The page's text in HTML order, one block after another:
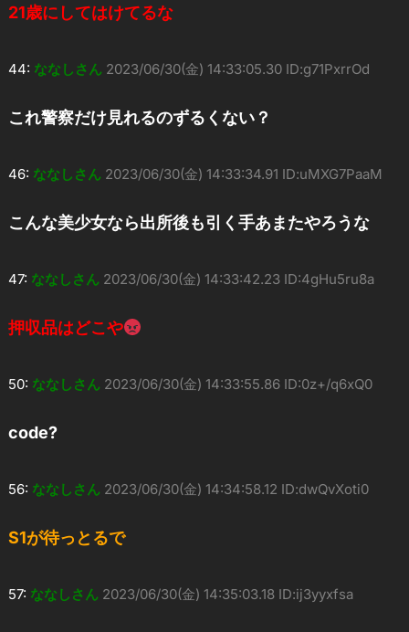
21歳にしてはけてるな
44: ななしさん 2023/06/30(金) 14:33:05.30 ID:g71PxrrOd
これ警察だけ見れるのずるくない？
46: ななしさん 2023/06/30(金) 14:33:34.91 ID:uMXG7PaaM
こんな美少女なら出所後も引く手あまたやろうな
47: ななしさん 2023/06/30(金) 14:33:42.23 ID:4gHu5ru8a
押収品はどこや
50: ななしさん 2023/06/30(金) 14:33:55.86 ID:0z+/q6xQ0
code?
56: ななしさん 2023/06/30(金) 14:34:58.12 ID:dwQvXoti0
S1が待っとるで
57: ななしさん 2023/06/30(金) 14:35:03.18 ID:ij3yyxfsa